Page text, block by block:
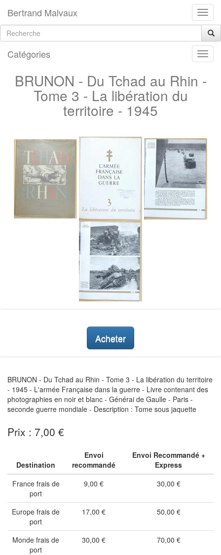
Bertrand Malvaux
Catégories
BRUNON - Du Tchad au Rhin -
Tome 3 - La libération du
territoire - 1945
Acheter
BRUNON - Du Tchad au Rhin - Tome 3 - La libération du territoire
- 1945 - L'armée Française dans la guerre - Livre contenant des
photographies en noir et blanc - Générai de Gaulle - Paris -
seconde guerre mondiale - Description : Tome sous jaquette
Prix : 7,00 €
Destination
Envoi
recommandé
Envoi Recommandé +
Express
France frais de
port
9,00 € 30,00 €
Europe frais de
port
17,00 € 50,00 €
Monde frais de
port
30,00 € 70,00 €